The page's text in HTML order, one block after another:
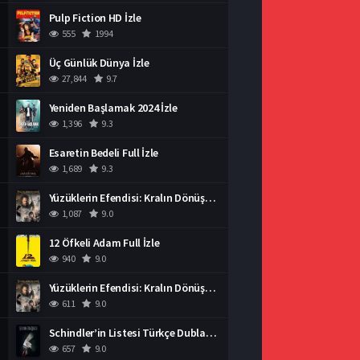
Pulp Fiction HD İzle
555 1994
Üç Günlük Dünya İzle
27,844 9.7
Yeniden Başlamak 2024 İzle
1,396 9.3
Esaretin Bedeli Full İzle
1,689 9.3
Yüzüklerin Efendisi: Kralın Dönüşü İzle
1,087 9.0
12 Öfkeli Adam Full İzle
940 9.0
Yüzüklerin Efendisi: Kralın Dönüşü İzle
611 9.0
Schindler’in Listesi Türkçe Dublaj İzle
657 9.0